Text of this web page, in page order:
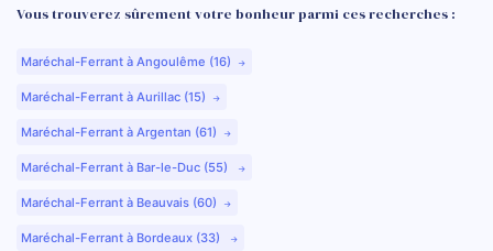
Vous trouverez sûrement votre bonheur parmi ces recherches :
Maréchal-Ferrant à Angoulême (16)
Maréchal-Ferrant à Aurillac (15)
Maréchal-Ferrant à Argentan (61)
Maréchal-Ferrant à Bar-le-Duc (55)
Maréchal-Ferrant à Beauvais (60)
Maréchal-Ferrant à Bordeaux (33)